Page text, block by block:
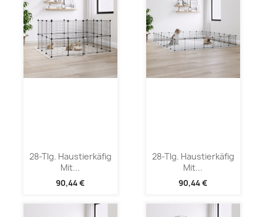
28-Tlg. Haustierkäfig
Mit...
90,44 €
28-Tlg. Haustierkäfig
Mit...
90,44 €